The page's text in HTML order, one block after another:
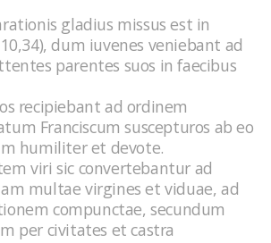
gladius missus est in
dum iuvenes veniebant ad
parentes suos in faecibus
recipiebant ad ordinem
Franciscum suscepturos ab eo
humiliter et devote.
viri sic convertebantur ad
multae virgines et viduae, ad
compunctae, secundum
per civitates et castra